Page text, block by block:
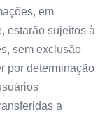
em
estarão sujeitos à
sem exclusão
por determinação
a